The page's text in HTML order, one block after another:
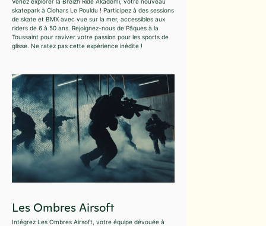
skatepark à Clohars Le Pouldu ! Participez à des sessions
de skate et BMX avec vue sur la mer, accessibles aux
riders de 6 à 50 ans. Rejoignez-nous de Pâques à la
Toussaint pour raviver votre passion pour les sports de
glisse. Ne ratez pas cette expérience inédite !
Les Ombres Airsoft
Intégrez Les Ombres Airsoft, votre équipe dévouée à